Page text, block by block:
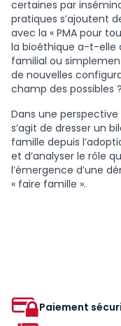
certaines par
pratiques s’ajoutent
avec la « PMA pour
la bioéthique a-t-elle
familial ou
de nouvelles
champ des possibles ?
Dans une
s’agit de dresser un
famille depuis
et d’analyser le rôle
l’émergence d’une
« faire famille ».
Paiement